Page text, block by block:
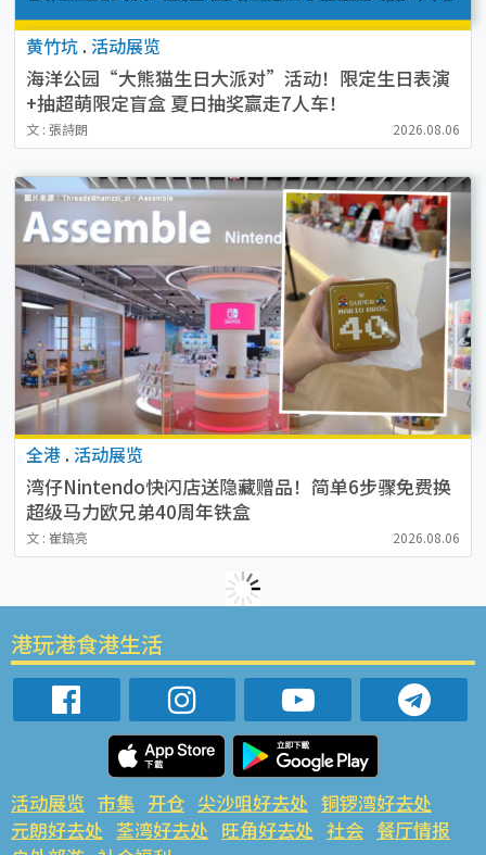
黄竹坑 . 活动展览
海洋公园“大熊猫生日大派对”活动！限定生日表演
+抽超萌限定盲盒 夏日抽奖赢走7人车！
文 : 張詩朗 2026.08.06
全港 . 活动展览
湾仔Nintendo快闪店送隐藏赠品！简单6步骤免费换
超级马力欧兄弟40周年铁盒
文 : 崔鎬亮 2026.08.06
港玩港食港生活
活动展览 市集 开仓 尖沙咀好去处 铜锣湾好去处
元朗好去处 荃湾好去处 旺角好去处 社会 餐厅情报